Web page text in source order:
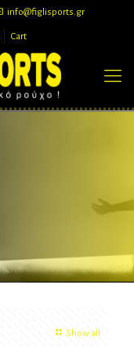
info@figlisports.gr
Cart
Show all